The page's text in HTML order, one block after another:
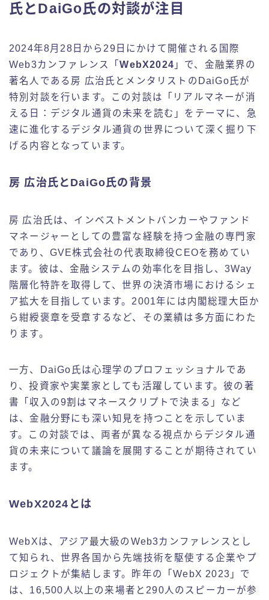
氏とDaiGo氏の対談が注目
2024年8月28日から29日にかけて開催される国際
Web3カンファレンス「WebX2024 」で、金融業界の
著名人である房 広治氏とメンタリストのDaiGo氏が
特別対談を行います。この対談は「リアルマネーが消
える日：デジタル通貨の未来を読む」をテーマに、急
速に進化するデジタル通貨の世界について深く掘り下
げる内容となっています。
房 広治氏とDaiGo氏の背景
房 広治氏は、インベストメントバンカーやファンド
マネージャーとしての豊富な経験を持つ金融の専門家
であり、GVE株式会社の代表取締役CEOを務めてい
ます。彼は、金融システムの効率化を目指し、3Way
階層化特許を取得して、世界の決済市場におけるシェ
ア拡大を目指しています。2001年には内閣総理大臣か
ら紺綬褒章を受章するなど、その業績は多方面にわた
ります。
一方、DaiGo氏は心理学のプロフェッショナルであ
り、投資家や実業家としても活躍しています。彼の著
書「収入の9割はマネースクリプトで決まる」など
は、金融分野にも深い知見を持つことを示していま
す。この対談では、両者が異なる視点からデジタル通
貨の未来について議論を展開することが期待されてい
ます。
WebX2024とは
WebXは、アジア最大級のWeb3カンファレンスとし
て知られ、世界各国から先端技術を駆使する企業やプ
ロジェクトが集結します。昨年の「WebX 2023」で
は、16,500人以上の来場者と290人のスピーカーが参